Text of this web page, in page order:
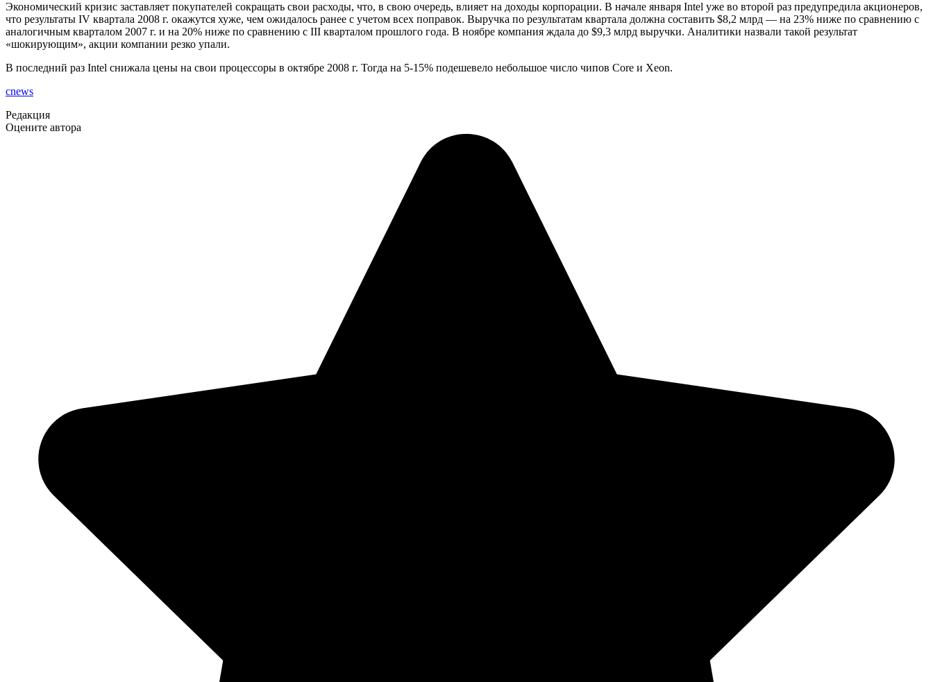
Экономический кризис заставляет покупателей сокращать свои расходы, что, в свою очередь, влияет на доходы корпорации. В начале января Intel уже во второй раз предупредила акционеров,
что результаты IV квартала 2008 г. окажутся хуже, чем ожидалось ранее с учетом всех поправок. Выручка по результатам квартала должна составить $8,2 млрд — на 23% ниже по сравнению с
аналогичным кварталом 2007 г. и на 20% ниже по сравнению с III кварталом прошлого года. В ноябре компания ждала до $9,3 млрд выручки. Аналитики назвали такой результат
«шокирующим», акции компании резко упали.
В последний раз Intel снижала цены на свои процессоры в октябре 2008 г. Тогда на 5-15% подешевело небольшое число чипов Core и Xeon.
cnews
Редакция
Оцените автора